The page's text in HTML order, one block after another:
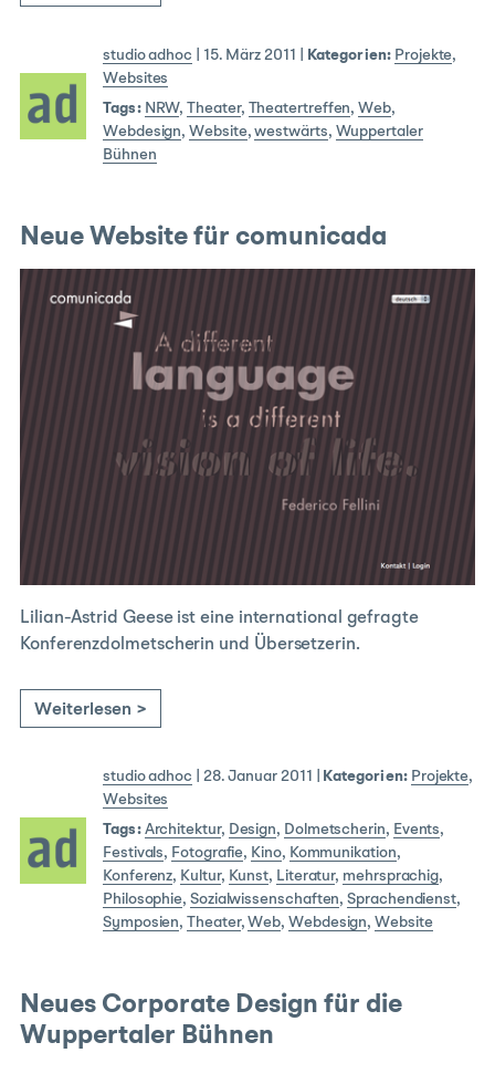
studio adhoc 15. März 2011 Kategorien: Projekte,
Websites
Tags: NRW,Theater, Theatertreffen,Web,
Webdesign,Website,westwärts, Wuppertaler
Bühnen
Neue Website für comunicada
Lilian-Astrid Geese ist eine international gefragte
Konferenzdolmetscherin und Übersetzerin.
Weiterlesen >
studio adhoc 28. Januar 2011 Kategorien: Projekte,
Websites
Tags: Architektur, Design, Dolmetscherin, Events,
Festivals, Fotografie, Kino, Kommunikation,
Konferenz, Kultur, Kunst, Literatur, mehrsprachig,
Philosophie, Sozialwissenschaften,Sprachendienst,
Symposien,Theater,Web,Webdesign,Website
Neues Corporate Design für die
Wuppertaler Bühnen